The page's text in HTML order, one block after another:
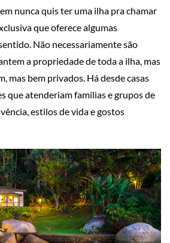
nunca quis ter uma ilha pra chamar
que oferece algumas
Não necessariamente são
a propriedade de toda a ilha, mas
mas bem privados. Há desde casas
que atenderiam famílias e grupos de
estilos de vida e gostos